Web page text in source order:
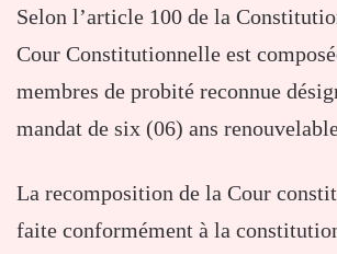
Selon l’article 100 de la
Cour Constitutionnelle est
membres de probité reconnue
mandat de six (06) ans
La recomposition de la Cour
faite conformément à la